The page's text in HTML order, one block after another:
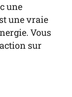
une
une vraie
Vous
sur